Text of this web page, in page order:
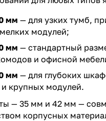
мм — для узких тумб,
модулей;
мм — стандартный
и офисной
мм — для глубоких
крупных модулей.
— 35 мм и 42 мм —
корпусных